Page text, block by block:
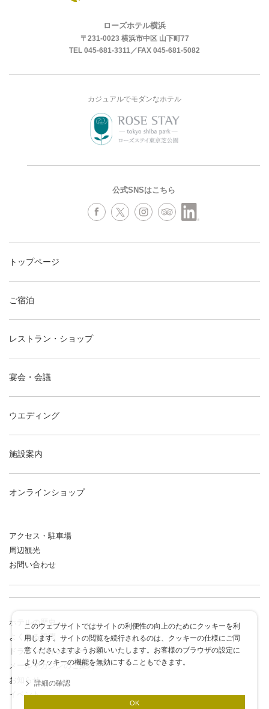
このウェブサイトではサイトの利便性の向上のためにクッキーを利
用します。サイトの閲覧を続行されるのは、クッキーの仕様にご同
意くださいますようお願いいたします。お客様のブラウザの設定に
よりクッキーの機能を無効にすることもできます。
詳細の確認
OK
ローズホテル横浜
〒231-0023 横浜市中区 山下町77
TEL 045-681-3311 ／FAX 045-681-5082
カジュアルでモダンなホテル
公式SNSはこちら
トップページ
ご宿泊
レストラン・ショップ
宴会・会議
ウエディング
施設案内
オンラインショップ
アクセス・駐車場
周辺観光
お問い合わせ
ホテルの歴史
よくある質問
ドラゴンポイントカード
メールマガジンのご案内
お知らせ
イベント